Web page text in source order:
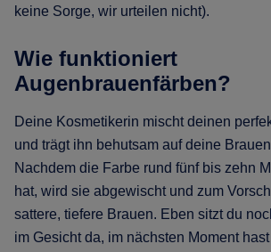
keine Sorge, wir urteilen nicht).
Wie funktioniert
Augenbrauenfärben?
Deine Kosmetikerin mischt deinen
und trägt ihn behutsam auf deine
Nachdem die Farbe rund fünf bis zehn
hat, wird sie abgewischt und zum
sattere, tiefere Brauen. Eben sitzt du
im Gesicht da, im nächsten Moment